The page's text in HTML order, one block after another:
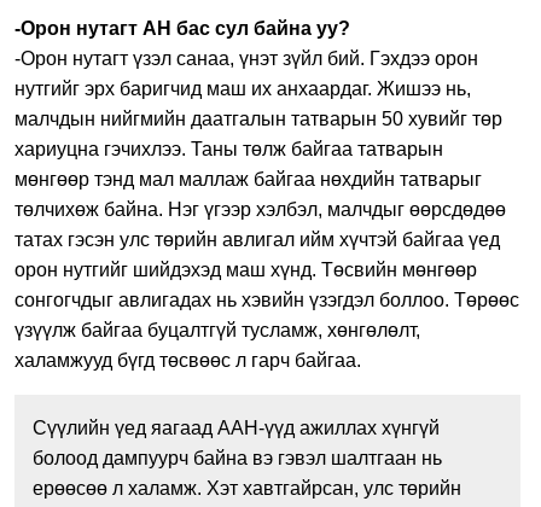
-Орон нутагт АН бас сул байна уу?
-Орон нутагт үзэл санаа, үнэт зүйл бий. Гэхдээ орон
нутгийг эрх баригчид маш их анхаардаг. Жишээ нь,
малчдын нийгмийн даатгалын татварын 50 хувийг төр
хариуцна гэчихлээ. Таны төлж байгаа татварын
мөнгөөр тэнд мал маллаж байгаа нөхдийн татварыг
төлчихөж байна. Нэг үгээр хэлбэл, малчдыг өөрсдөдөө
татах гэсэн улс төрийн авлигал ийм хүчтэй байгаа үед
орон нутгийг шийдэхэд маш хүнд. Төсвийн мөнгөөр
сонгогчдыг авлигадах нь хэвийн үзэгдэл боллоо. Төрөөс
үзүүлж байгаа буцалтгүй тусламж, хөнгөлөлт,
халамжууд бүгд төсвөөс л гарч байгаа.
Сүүлийн үед яагаад ААН-үүд ажиллах хүнгүй
болоод дампуурч байна вэ гэвэл шалтгаан нь
ерөөсөө л халамж. Хэт хавтгайрсан, улс төрийн